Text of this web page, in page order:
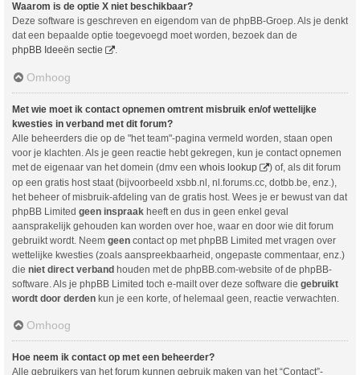
Waarom is de optie X niet beschikbaar?
Deze software is geschreven en eigendom van de phpBB-Groep. Als je denkt
dat een bepaalde optie toegevoegd moet worden, bezoek dan de
phpBB Ideeën sectie
.
Omhoog
Met wie moet ik contact opnemen omtrent misbruik en/of wettelijke
kwesties in verband met dit forum?
Alle beheerders die op de "het team"-pagina vermeld worden, staan open
voor je klachten. Als je geen reactie hebt gekregen, kun je contact opnemen
met de eigenaar van het domein (dmv een whois lookup
) of, als dit forum
op een gratis host staat (bijvoorbeeld xsbb.nl, nl.forums.cc, dotbb.be, enz.),
het beheer of misbruik-afdeling van de gratis host. Wees je er bewust van dat
phpBB Limited geen inspraak heeft en dus in geen enkel geval
aansprakelijk gehouden kan worden over hoe, waar en door wie dit forum
gebruikt wordt. Neem geen contact op met phpBB Limited met vragen over
wettelijke kwesties (zoals aanspreekbaarheid, ongepaste commentaar, enz.)
die niet direct verband houden met de phpBB.com-website of de phpBB-
software. Als je phpBB Limited toch e-mailt over deze software die gebruikt
wordt door derden kun je een korte, of helemaal geen, reactie verwachten.
Omhoog
Hoe neem ik contact op met een beheerder?
Alle gebruikers van het forum kunnen gebruik maken van het “Contact”-